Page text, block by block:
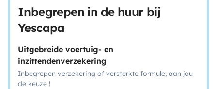
Inbegrepen in de huur bij
Yescapa
Uitgebreide voertuig- en
inzittendenverzekering
Inbegrepen verzekering of versterkte formule, aan jou
de keuze !